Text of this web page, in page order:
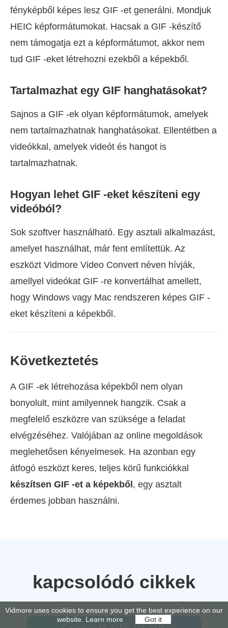
fényképből képes lesz GIF -et generálni. Mondjuk
HEIC képformátumokat. Hacsak a GIF -készítő
nem támogatja ezt a képformátumot, akkor nem
tud GIF -eket létrehozni ezekből a képekből.
Tartalmazhat egy GIF hanghatásokat?
Sajnos a GIF -ek olyan képformátumok, amelyek
nem tartalmazhatnak hanghatásokat. Ellentétben a
videókkal, amelyek videót és hangot is
tartalmazhatnak.
Hogyan lehet GIF -eket készíteni egy
videóból?
Sok szoftver használható. Egy asztali alkalmazást,
amelyet használhat, már fent említettük. Az
eszközt Vidmore Video Convert néven hívják,
amellyel videókat GIF -re konvertálhat amellett,
hogy Windows vagy Mac rendszeren képes GIF -
eket készíteni a képekből.
Következtetés
A GIF -ek létrehozása képekből nem olyan
bonyolult, mint amilyennek hangzik. Csak a
megfelelő eszközre van szüksége a feladat
elvégzéséhez. Valójában az online megoldások
meglehetősen kényelmesek. Ha azonban egy
átfogó eszközt keres, teljes körű funkciókkal
készítsen GIF -et a képekből , egy asztalt
érdemes jobban használni.
kapcsolódó cikkek
Vidmore uses cookies to ensure you get the best experience on our
website. Learn more Got it